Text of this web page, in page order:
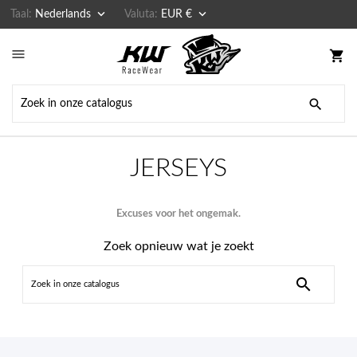
Taal: Nederlands  Valuta: EUR € 
 shopping_cart

JERSEYS
Excuses voor het ongemak.
Zoek opnieuw wat je zoekt
